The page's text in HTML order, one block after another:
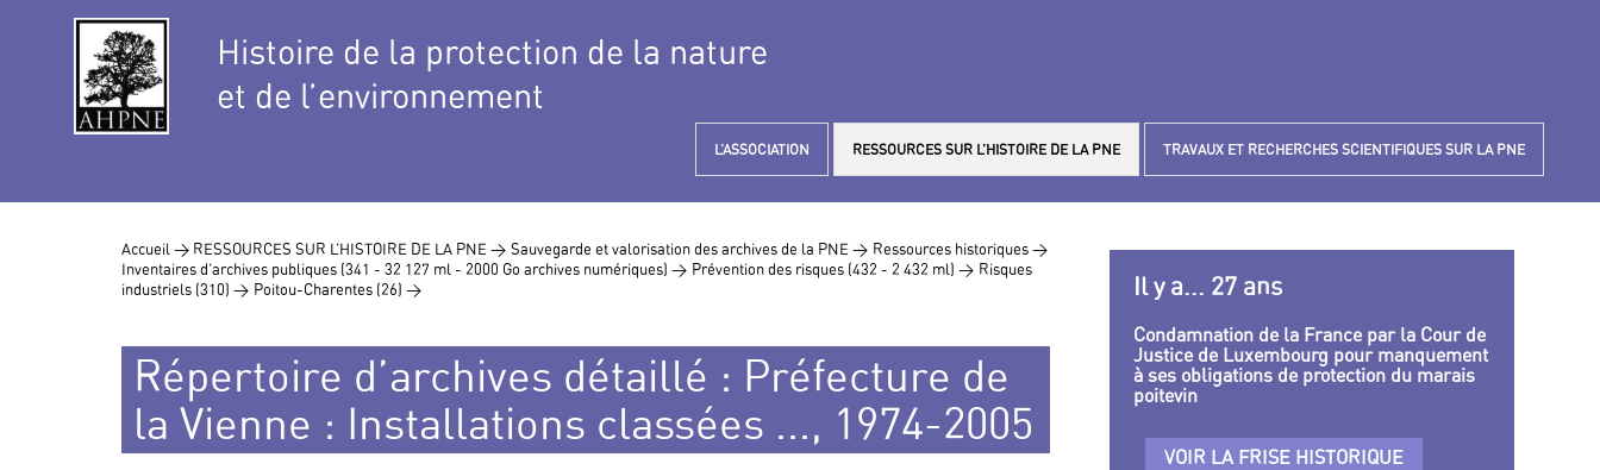
Histoire de la protection de la nature
et de l’environnement
L’ASSOCIATION RESSOURCES SUR L’HISTOIRE DE LA PNE TRAVAUX ET RECHERCHES SCIENTIFIQUES SUR LA PNE
Accueil > RESSOURCES SUR L’HISTOIRE DE LA PNE > Sauvegarde et valorisation des archives de la PNE > Ressources historiques >
Inventaires d’archives publiques (341 - 32 127 ml - 2000 Go archives numériques) > Prévention des risques (432 - 2 432 ml) > Risques
industriels (310) > Poitou-Charentes (26) >
Répertoire d’archives détaillé : Préfecture de
la Vienne : Installations classées ..., 1974-2005
Il y a... 27 ans
Condamnation de la France par la Cour de
Justice de Luxembourg pour manquement
à ses obligations de protection du marais
poitevin
VOIR LA FRISE HISTORIQUE